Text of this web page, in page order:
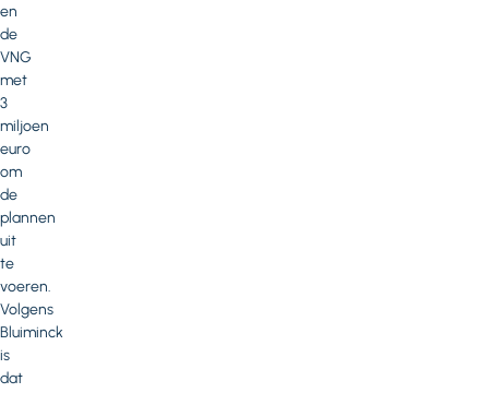
en
de
VNG
met
3
miljoen
euro
om
de
plannen
uit
te
voeren.
Volgens
Bluiminck
is
dat